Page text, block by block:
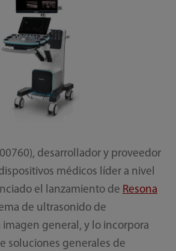
desarrollador y proveedor
médicos líder a nivel
el lanzamiento de Resona
de ultrasonido de
imagen general, y lo incorpora
soluciones generales de